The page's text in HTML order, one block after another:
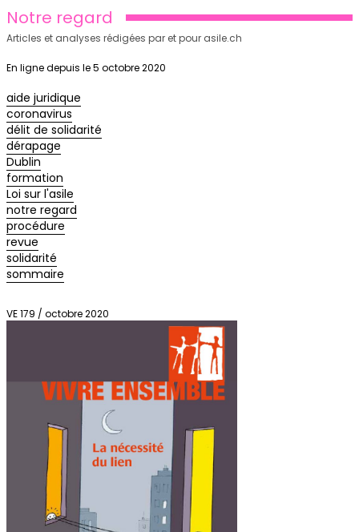
Notre regard
Articles et analyses rédigées par et pour asile.ch
En ligne depuis le 5 octobre 2020
aide juridique
coronavirus
délit de solidarité
dérapage
Dublin
formation
Loi sur l'asile
notre regard
procédure
revue
solidarité
sommaire
VE 179 / octobre 2020